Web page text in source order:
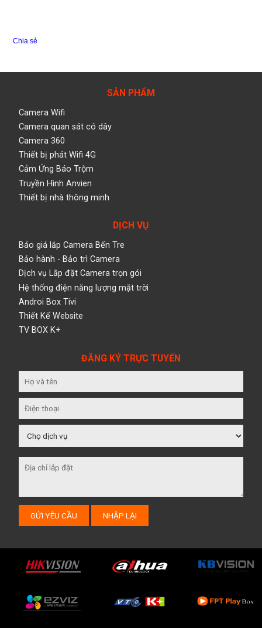
Chia sẻ
SẢN PHẨM
Camera Wifi
Camera quan sát có dây
Camera 360
Thiết bị phát Wifi 4G
Cảm Ứng Báo Trộm
Truyền Hình Anvien
Thiết bị nhà thông minh
DỊCH VỤ
Báo giá lắp Camera Bến Tre
Bảo hành - Bảo trì Camera
Dịch vụ Lắp đặt Camera trọn gói
Hệ thống điện năng lượng mặt trời
Androi Box Tivi
Thiết Kế Website
TV BOX K+
ĐĂNG KÝ TRỰC TUYẾN